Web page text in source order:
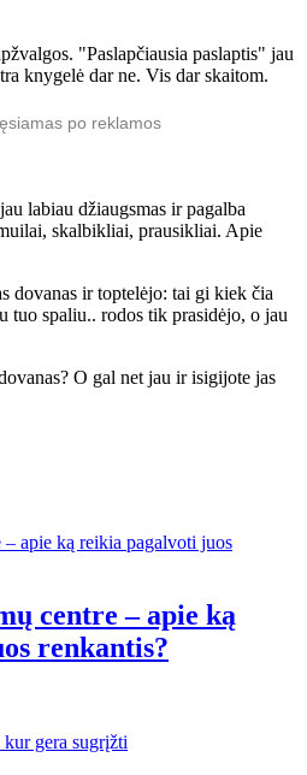
"Paslapčiausia paslaptis" jau
knygelė dar ne. Vis dar skaitom.
po reklamos
labiau džiaugsmas ir pagalba
skalbikliai, prausikliai. Apie
dovanas ir toptelėjo: tai gi kiek čia
spaliu.. rodos tik prasidėjo, o jau
O gal net jau ir isigijote jas
centre – apie ką
renkantis?